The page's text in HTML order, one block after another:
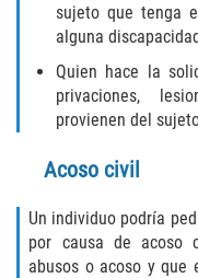
sujeto que tenga
alguna
Quien hace la
privaciones,
provienen del
Acoso civil
Un individuo podría
por causa de acoso
abusos o acoso y que